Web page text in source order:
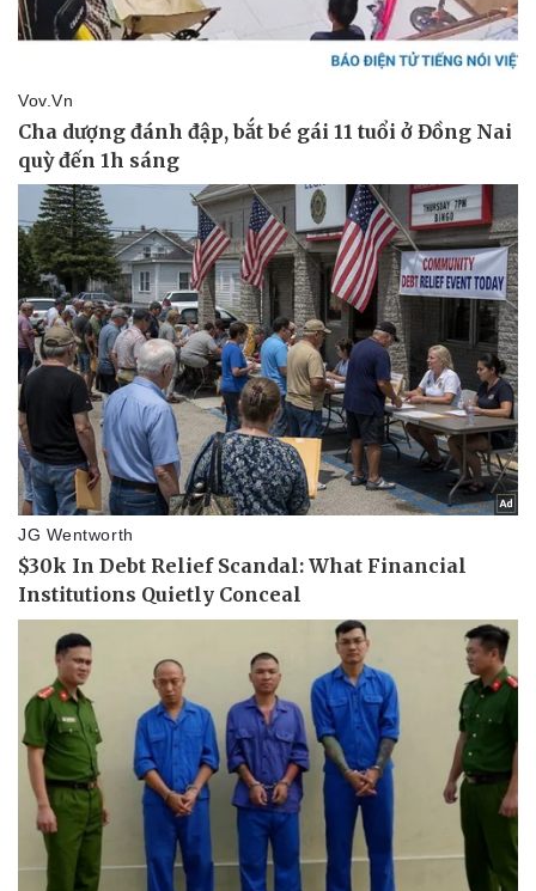
Pháp luật
Vụ án
Tin nóng
Tư vấn luật
Quân sự - Quốc phòng
Vũ khí
Việt Nam
Phân tích